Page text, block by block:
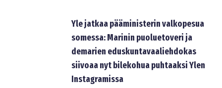
Yle jatkaa pääministerin valkopesua
somessa: Marinin puoluetoveri ja
demarien eduskuntavaaliehdokas
siivoaa nyt bilekohua puhtaaksi Ylen
Instagramissa